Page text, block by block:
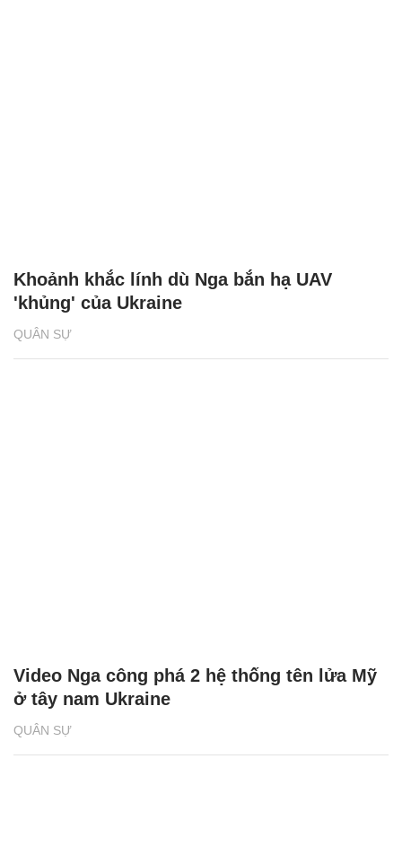
QUÂN SỰ
Khoảnh khắc lính dù Nga bắn hạ UAV
'khủng' của Ukraine
QUÂN SỰ
Video Nga công phá 2 hệ thống tên lửa Mỹ
ở tây nam Ukraine